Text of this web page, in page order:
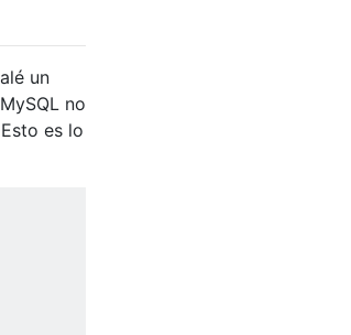
un
no
es lo